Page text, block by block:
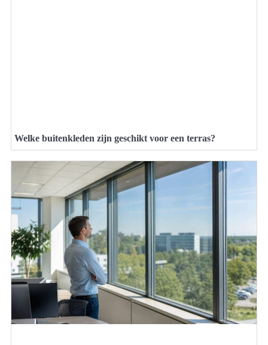
Welke buitenkleden zijn geschikt voor een terras?